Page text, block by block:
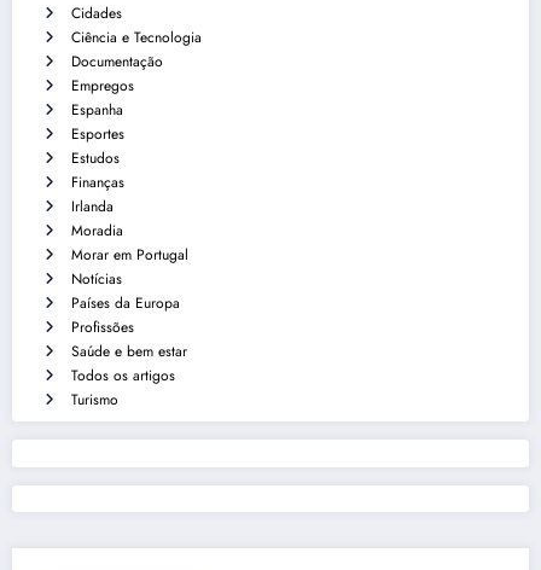
Cidades
Ciência e Tecnologia
Documentação
Empregos
Espanha
Esportes
Estudos
Finanças
Irlanda
Moradia
Morar em Portugal
Notícias
Países da Europa
Profissões
Saúde e bem estar
Todos os artigos
Turismo